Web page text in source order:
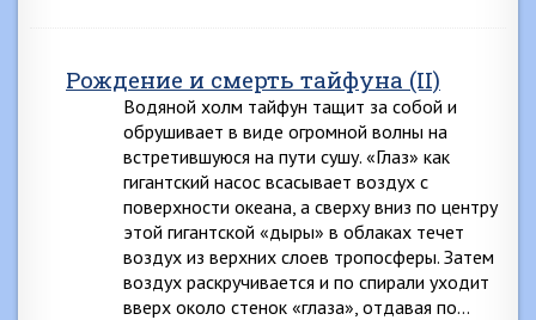
Рождение и смерть тайфуна (II)
Водяной холм тайфун тащит за собой и
обрушивает в виде огромной волны на
встретившуюся на пути сушу. «Глаз» как
гигантский насос всасывает воздух с
поверхности океана, а сверху вниз по центру
этой гигантской «дыры» в облаках течет
воздух из верхних слоев тропосферы. Затем
воздух раскручивается и по спирали уходит
вверх около стенок «глаза», отдавая по…